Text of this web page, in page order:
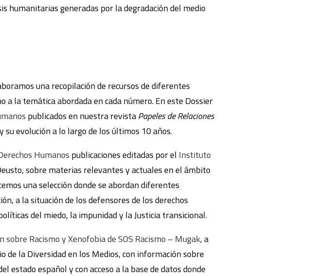
humanitarias generadas por la degradación del medio
una recopilación de recursos de diferentes
la temática abordada en cada número. En este Dossier
publicados en nuestra revistaPapeles de Relaciones
evolución a lo largo de los últimos 10 años.
Humanos publicaciones editadas por el Instituto
sobre materias relevantes y actuales en el ámbito
una selección donde se abordan diferentes
a la situación de los defensores de los derechos
del miedo, la impunidad y la Justicia transicional.
sobre Racismo y Xenofobia de SOS Racismo – Mugak, a
la Diversidad en los Medios, con información sobre
estado español y con acceso a la base de datos donde